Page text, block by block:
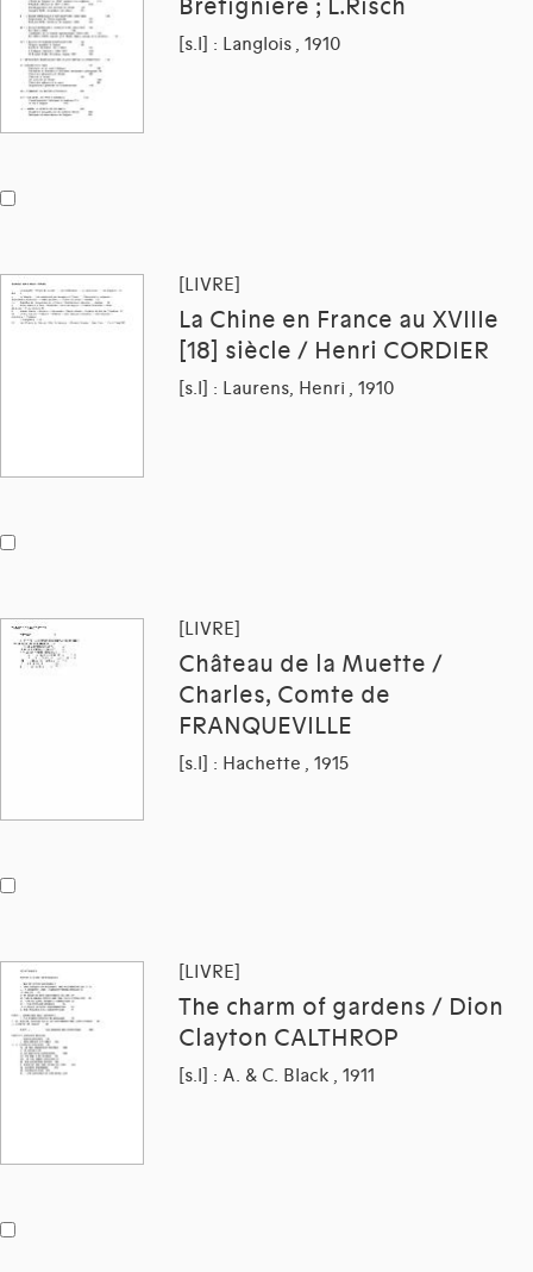
Bretigniere ; L.Risch
[s.l] : Langlois , 1910
[LIVRE]
La Chine en France au XVIIIe
[18] siècle / Henri CORDIER
[s.l] : Laurens, Henri , 1910
[LIVRE]
Château de la Muette /
Charles, Comte de
FRANQUEVILLE
[s.l] : Hachette , 1915
[LIVRE]
The charm of gardens / Dion
Clayton CALTHROP
[s.l] : A. & C. Black , 1911